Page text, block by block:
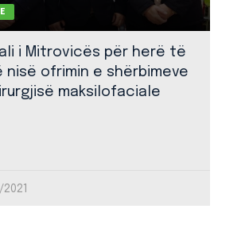
i Mitrovicës për herë të
nisë ofrimin e shërbimeve
maksilofaciale